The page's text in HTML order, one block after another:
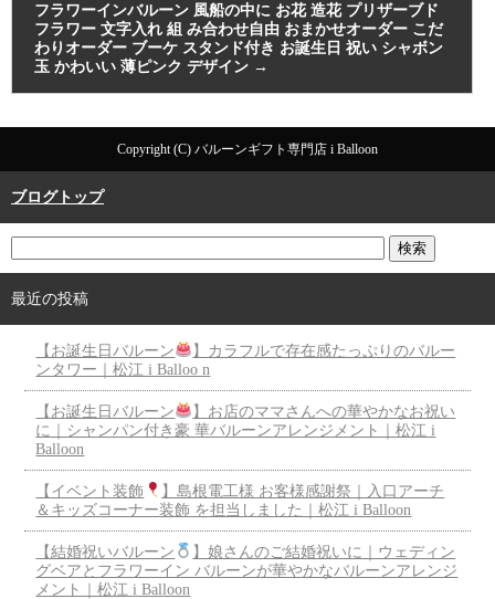
フラワーインバルーン 風船の中に お花 造花 プリザーブド
フラワー 文字入れ 組 み合わせ自由 おまかせオーダー こだ
わりオーダー ブーケ スタンド付き お誕生日 祝い シャボン
玉 かわいい 薄ピンク デザイン →
Copyright (C) バルーンギフト専門店 i Balloon
ブログトップ
最近の投稿
【お誕生日バルーン
】カラフルで存在感たっぷりのバルー
ンタワー｜松江 i Balloo n
【お誕生日バルーン
】お店のママさんへの華やかなお祝い
に｜シャンパン付き豪 華バルーンアレンジメント｜松江 i
Balloon
【イベント装飾
】島根電工様 お客様感謝祭｜入口アーチ
＆キッズコーナー装飾 を担当しました｜松江 i Balloon
【結婚祝いバルーン
】娘さんのご結婚祝いに｜ウェディン
グベアとフラワーイン バルーンが華やかなバルーンアレンジ
メント｜松江 i Balloon